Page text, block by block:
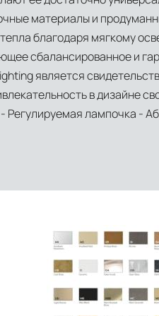
этапах маршрута.
страхование для критичных партий
материалы и
благодаря мягкому
сбалансированное и
является
в дизайне
Регулируемая лампочка -